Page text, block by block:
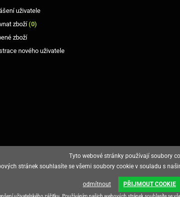
uživatele
zboží(0)
zboží
nového uživatele
Tyto webové stránky používají soubory
stránek souhlasíte se všemi soubory cookie v souladu s
odmítnout PŘIJMOUT COOKIE
uživatelského zážitku. Používáním našich webových stránek souhlasíte se